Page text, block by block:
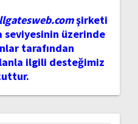
şirketi
seviyesinin üzerinde
tarafından
ilgili desteğimiz